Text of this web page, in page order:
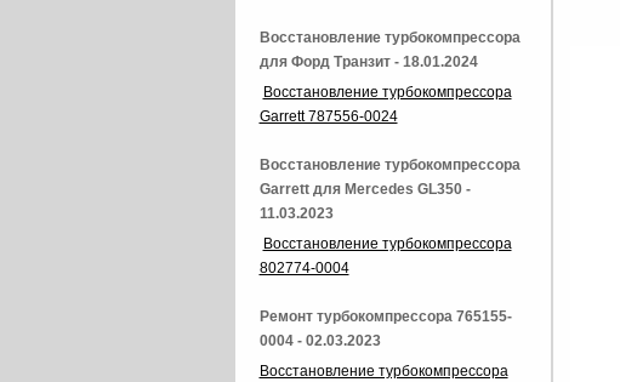
Восстановление турбокомпрессора
для Форд Транзит - 18.01.2024
Восстановление турбокомпрессора
Garrett 787556-0024
Восстановление турбокомпрессора
Garrett для Mercedes GL350 -
11.03.2023
Восстановление турбокомпрессора
802774-0004
Ремонт турбокомпрессора 765155-
0004 - 02.03.2023
Восстановление турбокомпрессора